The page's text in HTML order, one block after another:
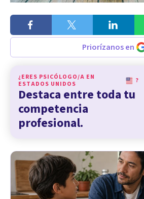
Priorízanos en
¿ERES PSICÓLOGO/A EN
ESTADOS UNIDOS
?
Destaca entre toda tu
competencia
profesional.